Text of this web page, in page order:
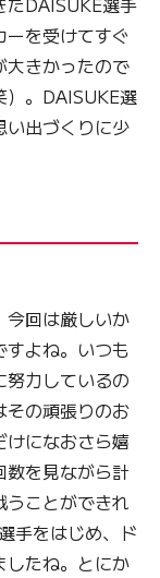
を受けてすぐ
大きかったので
）。DAISUKE選
い出づくりに少
今回は厳しいか
よね。いつも
努力しているの
その頑張りのお
になおさら嬉
数を見ながら計
ことができれ
手をはじめ、ド
したね。とにか